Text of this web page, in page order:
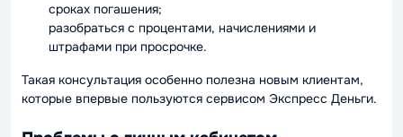
сроках погашения;
разобраться с процентами, начислениями и
штрафами при просрочке.
Такая консультация особенно полезна новым клиентам,
которые впервые пользуются сервисом Экспресс Деньги.